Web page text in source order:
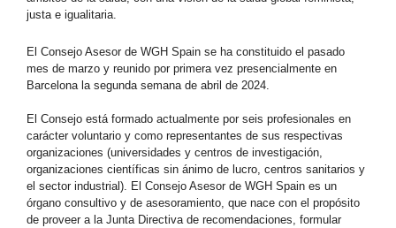
justa e igualitaria.
El Consejo Asesor de WGH Spain se ha constituido el pasado
mes de marzo y reunido por primera vez presencialmente en
Barcelona la segunda semana de abril de 2024.
El Consejo está formado actualmente por seis profesionales en
carácter voluntario y como representantes de sus respectivas
organizaciones (universidades y centros de investigación,
organizaciones científicas sin ánimo de lucro, centros sanitarios y
el sector industrial). El Consejo Asesor de WGH Spain es un
órgano consultivo y de asesoramiento, que nace con el propósito
de proveer a la Junta Directiva de recomendaciones, formular